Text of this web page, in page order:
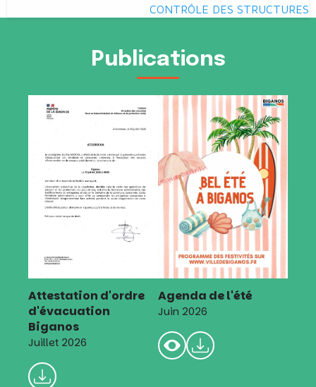
CONTRÔLE DES STRUCTURES
Publications
Attestation d'ordre
d'évacuation
Biganos
Juillet 2026
Agenda de l'été
Juin 2026